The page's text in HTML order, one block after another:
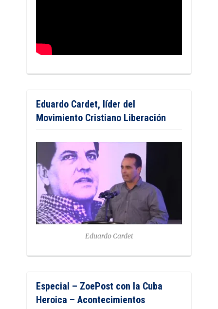
Eduardo Cardet, líder del
Movimiento Cristiano Liberación
Eduardo Cardet
Especial – ZoePost con la Cuba
Heroica – Acontecimientos